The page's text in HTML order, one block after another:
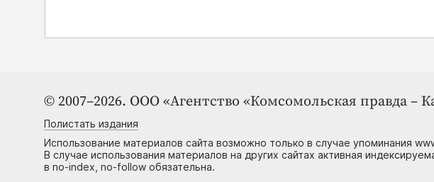
© 2007–2026. ООО «Агентство «Комсомольская правда –
Полистать издания
Использование материалов сайта возможно только в случае упоминания
В случае использования материалов на других сайтах активная
в no-index, no-follow обязательна.